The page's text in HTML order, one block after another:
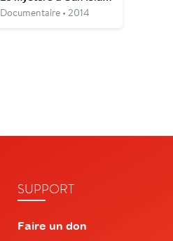
Documentaire • 2014
SUPPORT
Faire un don